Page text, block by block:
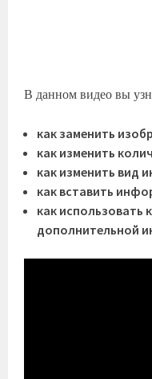
В данном видео вы
как заменить
как изменить
как изменить вид
как вставить
как использовать
дополнительной